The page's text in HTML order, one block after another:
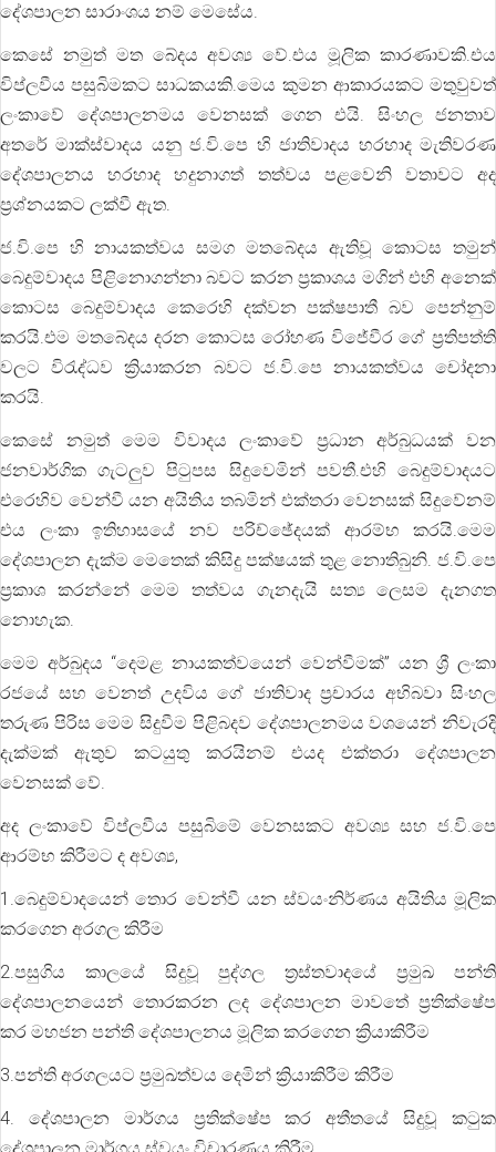
දේශපාලන සාරාංශය නම් මෙසේය.
කෙසේ නමුත් මත බේදය අවශ්‍ය වේ.එය මූලික කාරණාවකි.එය
විප්ලවීය පසුබිමකට සාධකයකි.මෙය කුමන ආකාරයකට මතුවුවත්
ලංකාවේ දේශපාලනමය වෙනසක් ගෙන එයි. සිංහල ජනතාව
අතරේ මාක්ස්වාදය යනු ජ.වි.පෙ හි ජාතිවාදය හරහාද මැතිවරණ
දේශපාලනය හරහාද හදුනාගත් තත්වය පළවෙනි වතාවට අද
ප්‍රශ්නයකට ලක්වී ඇත.
ජ.වි.පෙ හි නායකත්වය සමග මතබේදය ඇතිවූ කොටස තමුන්
බෙදුම්වාදය පිළිනොගන්නා බවට කරන ප්‍රකාශය මගින් එහි අනෙක්
කොට‍ස බෙදුම්වාදය කෙරෙහි දක්වන පක්ෂපාතී බව පෙන්නුම්
කරයි.එම මතබේදය දරන කොටස රෝහණ විජේවීර ගේ ප්‍රතිපත්ති
වලට විරැද්ධව ක්‍රියාකරන බවට ජ.වි.පෙ නායකත්වය චෝදනා
කරයි.
කෙසේ නමුත් මෙම විවාදය ලංකාවේ ප්‍රධාන අර්බුධයක් වන
ජනවාර්ගික ගැටලුව පිටුපස සිදුවෙමින් පවතී.එහි බෙදුම්වාදයට
එරෙහිව වෙන්වී යන අයිතිය තබමින් එක්තරා වෙනසක් සිදුවේනම්
එය ලංකා ඉතිහාසයේ නව පරිච්ඡේදයක් ආරම්භ කරයි.මෙම
දේශපාලන දැක්ම මෙතෙක් කිසිදු පක්ෂයක් තුළ නොතිබුනි. ජ.වි.පෙ
ප්‍රකාශ කරන්නේ මෙම තත්වය ගැනදැයි සත්‍ය ලෙසම දැනගත
නොහැක.
මෙම අර්බුදය “දෙමළ නායකත්වයෙන් වෙන්වීමක්” යන ශ්‍රී ලංකා
රජයේ සහ වෙනත් උදවිය ගේ ජාතිවාද ප්‍රචාරය අභිබවා සිංහල
තරුණ පිරිස මෙම සිදුවීම පිළිබදව දේශපාලනමය වශයෙන් නිවැරදි
දැක්මක් ඇතුව කටයුතු කරයිනම් එයද එක්තරා දේශපාලන
වෙනසක් වේ.
අද ලංකාවේ විප්ලවීය පසුබිමේ වෙනසකට අවශ්‍ය සහ ජ.වි.පෙ
ආරම්භ කිරීමට ද අවශ්‍ය,
1.බෙදුම්වාදයෙන් තොර වෙන්වී යන ස්වයංනිර්ණය අයිතිය මූලික
කරගෙන අරගල කිරීම
2.පසුගිය කාලයේ සිදුවූ පුද්ගල ත්‍රස්තවාදයේ ප්‍රමුඛ පන්ති
දේශපාලනයෙන් තොරකරන ලද දේශපාලන මාවතේ ප්‍රතික්ෂේප
කර මහජන පන්ති දේශපාලනය මූලික කරගෙන ක්‍රියාකිරීම
3.පන්ති අරගලයට ප්‍රමුඛත්වය දෙමින් ක්‍රියාකිරීම කිරීම
4. දේශපාලන මාර්ගය ප්‍රතික්ෂේප කර අතීතයේ සිදුවූ කටුක